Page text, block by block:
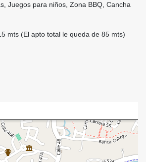
Juegos para niños, Zona BBQ, Cancha
mts (El apto total le queda de 85 mts)